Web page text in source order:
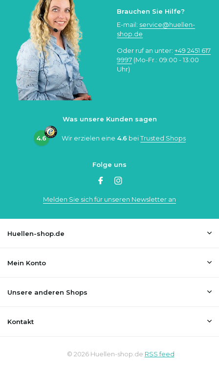
Brauchen Sie Hilfe?
E-mail: service@huellen-
shop.de
Oder ruf an unter: +49 2451 617
9997 (Mo-Fr.: 09:00 - 13:00
Uhr)
Was unsere Kunden sagen
4.6 Wir erzielen eine 4.6 beiTrusted Shops
Folge uns
Melden Sie sich für unseren Newsletter an
Huellen-shop.de
Mein Konto
Unsere anderen Shops
Kontakt
© 2026 Huellen-shop.de RSS feed